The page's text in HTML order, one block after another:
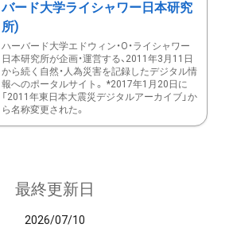
バード大学ライシャワー日本研究
所)
ハーバード大学エドウィン・O・ライシャワー
日本研究所が企画・運営する、2011年3月11日
から続く自然・人為災害を記録したデジタル情
報へのポータルサイト。 *2017年1月20日に
「2011年東日本大震災デジタルアーカイブ」か
ら名称変更された。
最終更新日
2026/07/10